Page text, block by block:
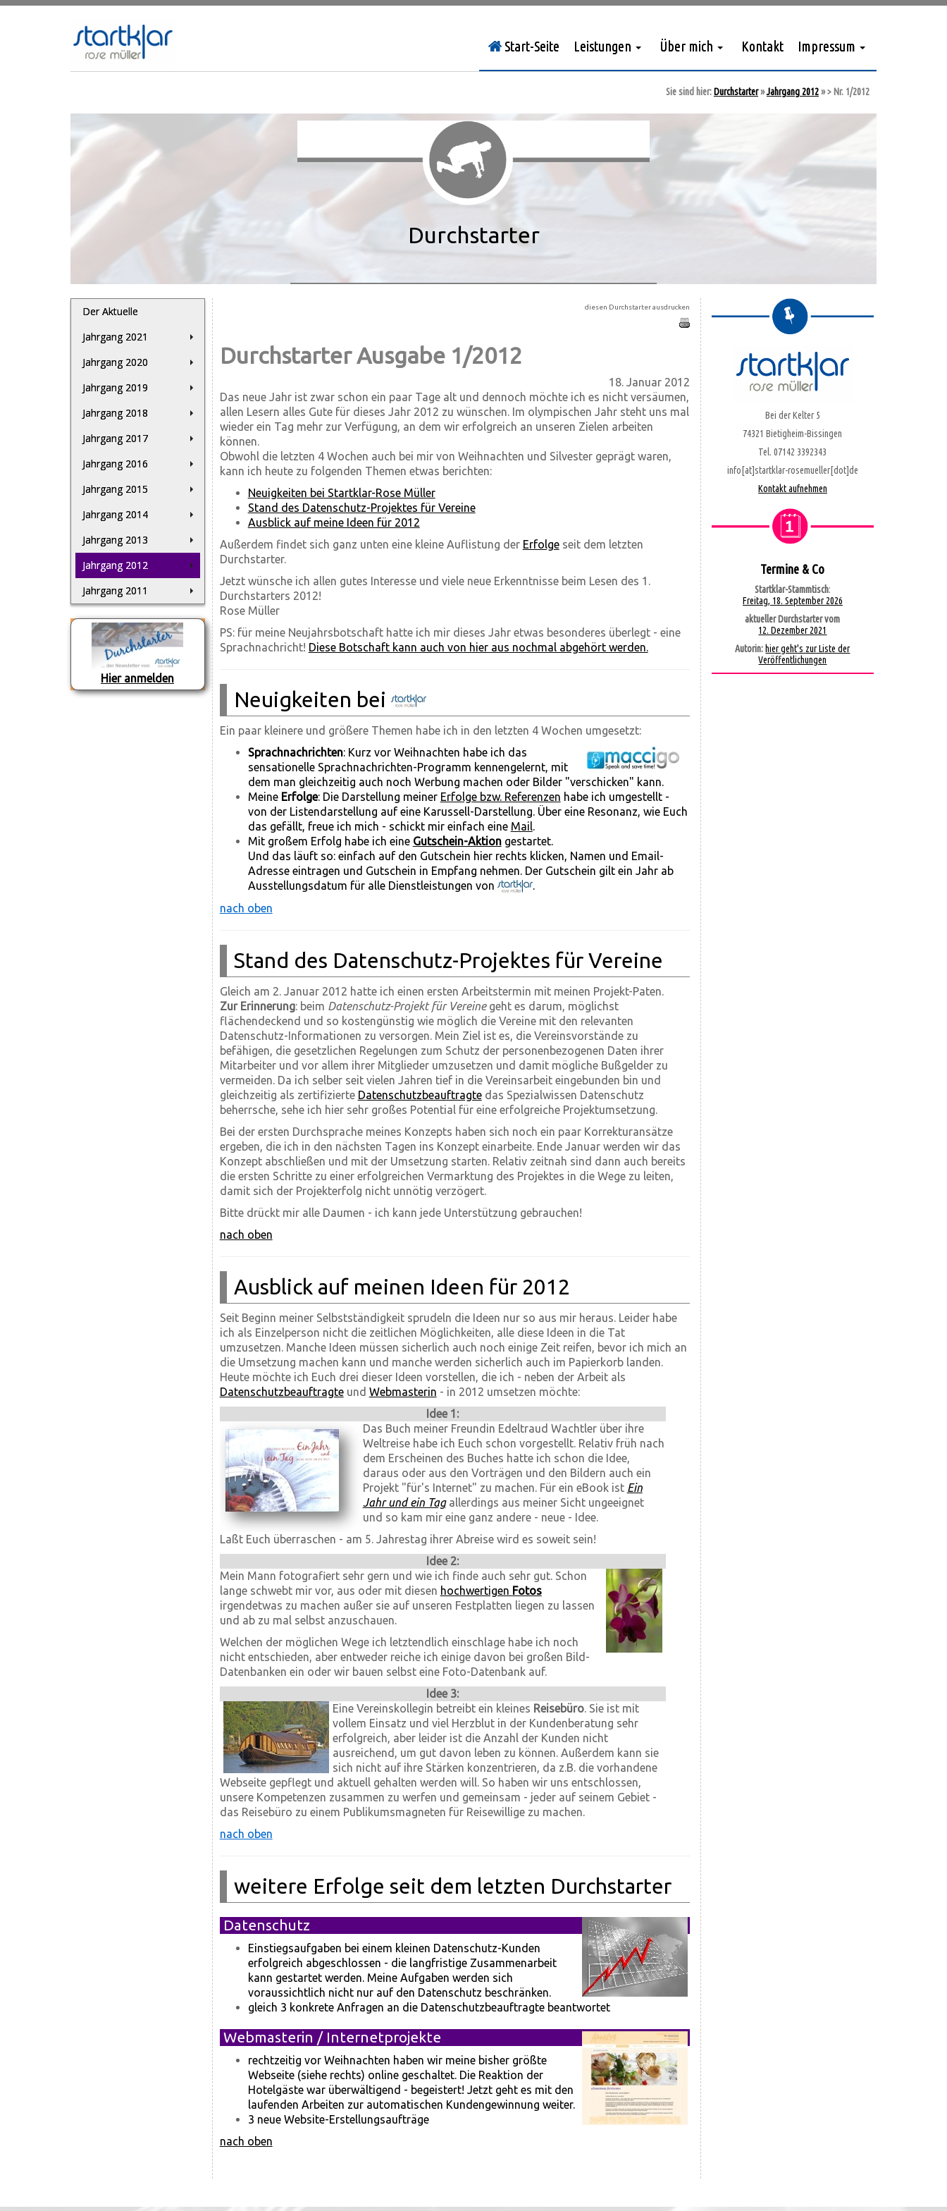
Start-Seite Leistungen Über mich Kontakt Impressum
Sie sind hier:Durchstarter»Jahrgang 2012»> Nr. 1/2012
Durchstarter
Der Aktuelle
Jahrgang 2021
Jahrgang 2020
Jahrgang 2019
Jahrgang 2018
Jahrgang 2017
Jahrgang 2016
Jahrgang 2015
Jahrgang 2014
Jahrgang 2013
Jahrgang 2012
Jahrgang 2011
Hier anmelden
diesen Durchstarter ausdrucken
Durchstarter Ausgabe 1/2012
18. Januar 2012
Das neue Jahr ist zwar schon ein paar Tage alt und dennoch möchte ich es nicht versäumen,
allen Lesern alles Gute für dieses Jahr 2012 zu wünschen. Im olympischen Jahr steht uns mal
wieder ein Tag mehr zur Verfügung, an dem wir erfolgreich an unseren Zielen arbeiten
können.
Obwohl die letzten 4 Wochen auch bei mir von Weihnachten und Silvester geprägt waren,
kann ich heute zu folgenden Themen etwas berichten:
Neuigkeiten bei Startklar-Rose Müller
Stand des Datenschutz-Projektes für Vereine
Ausblick auf meine Ideen für 2012
Außerdem findet sich ganz unten eine kleine Auflistung der Erfolgeseit dem letzten
Durchstarter.
Jetzt wünsche ich allen gutes Interesse und viele neue Erkenntnisse beim Lesen des 1.
Durchstarters 2012!
Rose Müller
PS: für meine Neujahrsbotschaft hatte ich mir dieses Jahr etwas besonderes überlegt - eine
Sprachnachricht! Diese Botschaft kann auch von hier aus nochmal abgehört werden.
Neuigkeiten bei
Ein paar kleinere und größere Themen habe ich in den letzten 4 Wochen umgesetzt:
Sprachnachrichten: Kurz vor Weihnachten habe ich das
sensationelle Sprachnachrichten-Programm kennengelernt, mit
dem man gleichzeitig auch noch Werbung machen oder Bilder "verschicken" kann.
Meine Erfolge: Die Darstellung meiner Erfolge bzw. Referenzen habe ich umgestellt -
von der Listendarstellung auf eine Karussell-Darstellung. Über eine Resonanz, wie Euch
das gefällt, freue ich mich - schickt mir einfach eine Mail.
Mit großem Erfolg habe ich eine Gutschein-Aktiongestartet.
Und das läuft so: einfach auf den Gutschein hier rechts klicken, Namen und Email-
Adresse eintragen und Gutschein in Empfang nehmen. Der Gutschein gilt ein Jahr ab
Ausstellungsdatum für alle Dienstleistungen von
.
nach oben
Stand des Datenschutz-Projektes für Vereine
Gleich am 2. Januar 2012 hatte ich einen ersten Arbeitstermin mit meinen Projekt-Paten.
Zur Erinnerung: beim Datenschutz-Projekt für Vereine geht es darum, möglichst
flächendeckend und so kostengünstig wie möglich die Vereine mit den relevanten
Datenschutz-Informationen zu versorgen. Mein Ziel ist es, die Vereinsvorstände zu
befähigen, die gesetzlichen Regelungen zum Schutz der personenbezogenen Daten ihrer
Mitarbeiter und vor allem ihrer Mitglieder umzusetzen und damit mögliche Bußgelder zu
vermeiden. Da ich selber seit vielen Jahren tief in die Vereinsarbeit eingebunden bin und
gleichzeitig als zertifizierte Datenschutzbeauftragtedas Spezialwissen Datenschutz
beherrsche, sehe ich hier sehr großes Potential für eine erfolgreiche Projektumsetzung.
Bei der ersten Durchsprache meines Konzepts haben sich noch ein paar Korrekturansätze
ergeben, die ich in den nächsten Tagen ins Konzept einarbeite. Ende Januar werden wir das
Konzept abschließen und mit der Umsetzung starten. Relativ zeitnah sind dann auch bereits
die ersten Schritte zu einer erfolgreichen Vermarktung des Projektes in die Wege zu leiten,
damit sich der Projekterfolg nicht unnötig verzögert.
Bitte drückt mir alle Daumen - ich kann jede Unterstützung gebrauchen!
nach oben
Ausblick auf meinen Ideen für 2012
Seit Beginn meiner Selbstständigkeit sprudeln die Ideen nur so aus mir heraus. Leider habe
ich als Einzelperson nicht die zeitlichen Möglichkeiten, alle diese Ideen in die Tat
umzusetzen. Manche Ideen müssen sicherlich auch noch einige Zeit reifen, bevor ich mich an
die Umsetzung machen kann und manche werden sicherlich auch im Papierkorb landen.
Heute möchte ich Euch drei dieser Ideen vorstellen, die ich - neben der Arbeit als
Datenschutzbeauftragteund Webmasterin - in 2012 umsetzen möchte:
Idee 1:
Das Buch meiner Freundin Edeltraud Wachtler über ihre
Weltreise habe ich Euch schon vorgestellt. Relativ früh nach
dem Erscheinen des Buches hatte ich schon die Idee,
daraus oder aus den Vorträgen und den Bildern auch ein
Projekt "für's Internet" zu machen. Für ein eBook ist Ein
Jahr und ein Tagallerdings aus meiner Sicht ungeeignet
und so kam mir eine ganz andere - neue - Idee.
Laßt Euch überraschen - am 5. Jahrestag ihrer Abreise wird es soweit sein!
Idee 2:
Mein Mann fotografiert sehr gern und wie ich finde auch sehr gut. Schon
lange schwebt mir vor, aus oder mit diesen hochwertigen Fotos
irgendetwas zu machen außer sie auf unseren Festplatten liegen zu lassen
und ab zu mal selbst anzuschauen.
Welchen der möglichen Wege ich letztendlich einschlage habe ich noch
nicht entschieden, aber entweder reiche ich einige davon bei großen Bild-
Datenbanken ein oder wir bauen selbst eine Foto-Datenbank auf.
Idee 3:
Eine Vereinskollegin betreibt ein kleines Reisebüro. Sie ist mit
vollem Einsatz und viel Herzblut in der Kundenberatung sehr
erfolgreich, aber leider ist die Anzahl der Kunden nicht
ausreichend, um gut davon leben zu können. Außerdem kann sie
sich nicht auf ihre Stärken konzentrieren, da z.B. die vorhandene
Webseite gepflegt und aktuell gehalten werden will. So haben wir uns entschlossen,
unsere Kompetenzen zusammen zu werfen und gemeinsam - jeder auf seinem Gebiet -
das Reisebüro zu einem Publikumsmagneten für Reisewillige zu machen.
nach oben
weitere Erfolge seit dem letzten Durchstarter
Datenschutz
Einstiegsaufgaben bei einem kleinen Datenschutz-Kunden
erfolgreich abgeschlossen - die langfristige Zusammenarbeit
kann gestartet werden. Meine Aufgaben werden sich
voraussichtlich nicht nur auf den Datenschutz beschränken.
gleich 3 konkrete Anfragen an die Datenschutzbeauftragte beantwortet
Webmasterin / Internetprojekte
rechtzeitig vor Weihnachten haben wir meine bisher größte
Webseite (siehe rechts) online geschaltet. Die Reaktion der
Hotelgäste war überwältigend - begeistert! Jetzt geht es mit den
laufenden Arbeiten zur automatischen Kundengewinnung weiter.
3 neue Website-Erstellungsaufträge
nach oben
Bei der Kelter 5
74321 Bietigheim-Bissingen
Tel. 07142 3392343
info[at]startklar-rosemueller[dot]de
Kontakt aufnehmen
Termine & Co
Startklar-Stammtisch:
Freitag, 18. September 2026
aktueller Durchstarter vom
12. Dezember 2021
Autorin: hier geht's zur Liste der
Veröffentlichungen